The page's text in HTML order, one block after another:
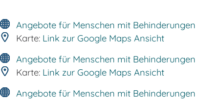
Angebote für Menschen mit Behinderungen
Karte: Link zur Google Maps Ansicht
Angebote für Menschen mit Behinderungen
Karte: Link zur Google Maps Ansicht
Angebote für Menschen mit Behinderungen